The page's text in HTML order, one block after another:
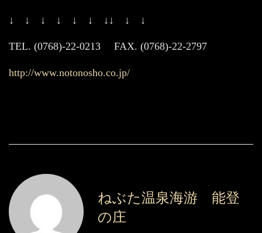
↓ ↓ ↓ ↓ ↓ ↓ ↓↓ ↓ ↓
TEL. (0768)-22-0213 FAX. (0768)-22-2797
http://www.notonosho.co.jp/
ねぶた温泉海游 能登
の庄